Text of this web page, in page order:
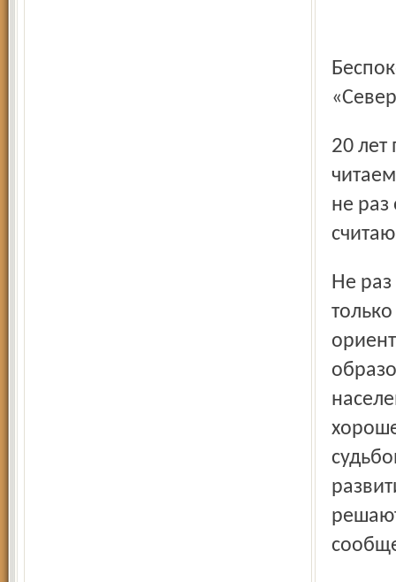
Беспокойство вызывает ситуация, сложившаяся с газетой
20 лет подписывается на газету. Всегда с интересом
не
Не раз на страницах газеты выходили материалы не